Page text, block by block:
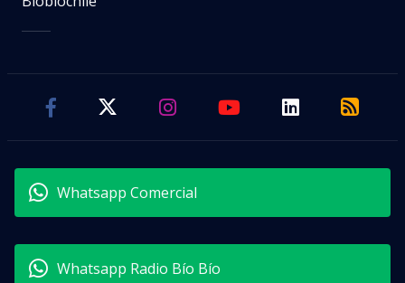
Whatsapp Comercial
Whatsapp Radio Bío Bío